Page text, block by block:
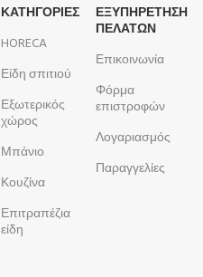
ΚΑΤΗΓΟΡΙΕΣ
HORECA
Είδη σπιτιού
Εξωτερικός
χώρος
Μπάνιο
Κουζίνα
Επιτραπέζια
είδη
ΕΞΥΠΗΡΕΤΗΣΗ
ΠΕΛΑΤΩΝ
Επικοινωνία
Φόρμα
επιστροφών
Λογαριασμός
Παραγγελίες